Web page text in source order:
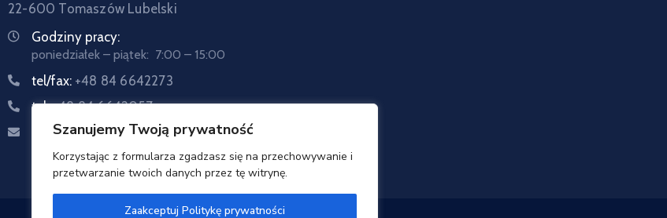
Szanujemy Twoją prywatność
Korzystając z formularza zgadzasz się na przechowywanie i
przetwarzanie twoich danych przez tę witrynę.
Zaakceptuj Politykę prywatności
22-600 Tomaszów Lubelski
Godziny pracy:
poniedziałek – piątek: 7:00 – 15:00
tel/fax: +48 84 6642273
tel:+48 84 6642057
Email:sekretariat@zdptomaszow.pl